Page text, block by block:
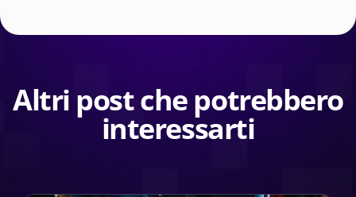
Altri post che potrebbero
interessarti